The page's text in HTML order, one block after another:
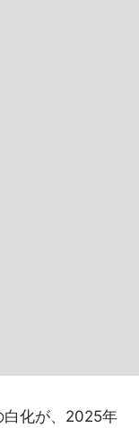
白化が、2025年